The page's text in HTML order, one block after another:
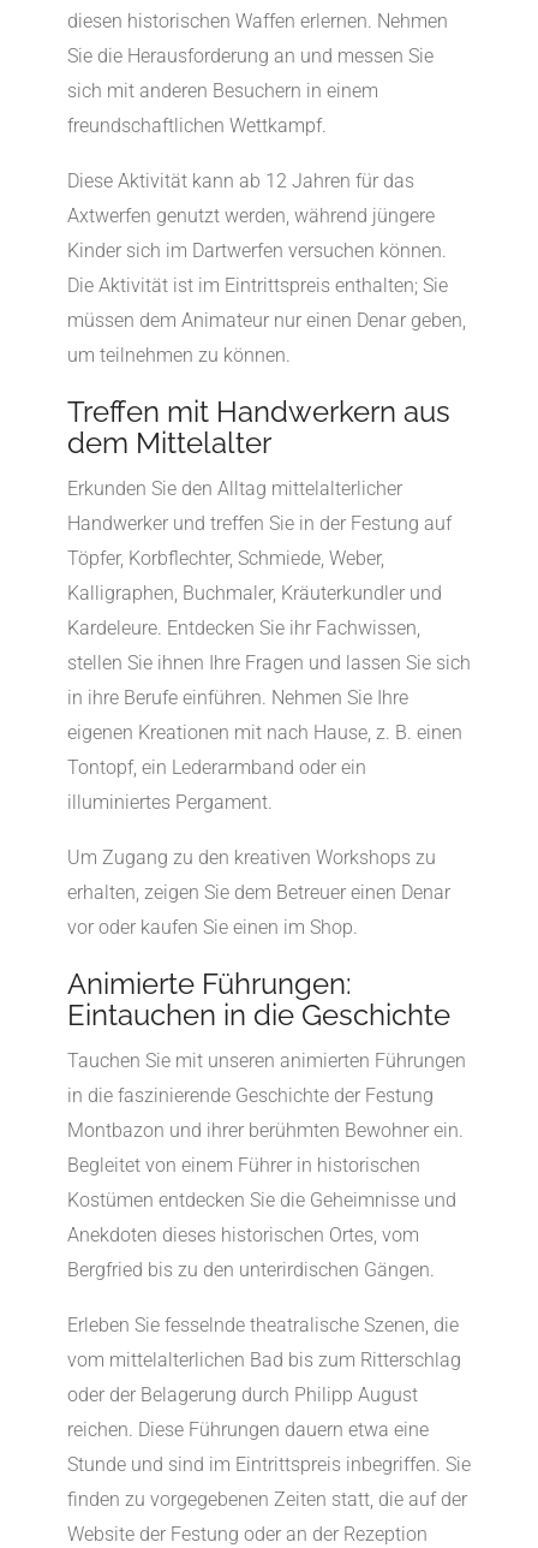
diesen historischen Waffen erlernen. Nehmen
Sie die Herausforderung an und messen Sie
sich mit anderen Besuchern in einem
freundschaftlichen Wettkampf.
Diese Aktivität kann ab 12 Jahren für das
Axtwerfen genutzt werden, während jüngere
Kinder sich im Dartwerfen versuchen können.
Die Aktivität ist im Eintrittspreis enthalten; Sie
müssen dem Animateur nur einen Denar geben,
um teilnehmen zu können.
Treffen mit Handwerkern aus
dem Mittelalter
Erkunden Sie den Alltag mittelalterlicher
Handwerker und treffen Sie in der Festung auf
Töpfer, Korbflechter, Schmiede, Weber,
Kalligraphen, Buchmaler, Kräuterkundler und
Kardeleure. Entdecken Sie ihr Fachwissen,
stellen Sie ihnen Ihre Fragen und lassen Sie sich
in ihre Berufe einführen. Nehmen Sie Ihre
eigenen Kreationen mit nach Hause, z. B. einen
Tontopf, ein Lederarmband oder ein
illuminiertes Pergament.
Um Zugang zu den kreativen Workshops zu
erhalten, zeigen Sie dem Betreuer einen Denar
vor oder kaufen Sie einen im Shop.
Animierte Führungen:
Eintauchen in die Geschichte
Tauchen Sie mit unseren animierten Führungen
in die faszinierende Geschichte der Festung
Montbazon und ihrer berühmten Bewohner ein.
Begleitet von einem Führer in historischen
Kostümen entdecken Sie die Geheimnisse und
Anekdoten dieses historischen Ortes, vom
Bergfried bis zu den unterirdischen Gängen.
Erleben Sie fesselnde theatralische Szenen, die
vom mittelalterlichen Bad bis zum Ritterschlag
oder der Belagerung durch Philipp August
reichen. Diese Führungen dauern etwa eine
Stunde und sind im Eintrittspreis inbegriffen. Sie
finden zu vorgegebenen Zeiten statt, die auf der
Website der Festung oder an der Rezeption